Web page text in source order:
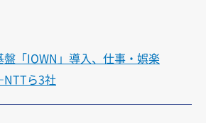
「IOWN」導入、仕事・娯楽
ら3社